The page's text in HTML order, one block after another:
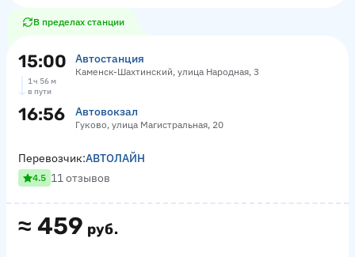
В пределах станции
15:00 Автостанция
Каменск-Шахтинский, улица Народная, 3
1 ч 56 м
в пути
16:56 Автовокзал
Гуково, улица Магистральная, 20
≈ 459 руб.
Перевозчик:АВТОЛАЙН
4.5 11 отзывов